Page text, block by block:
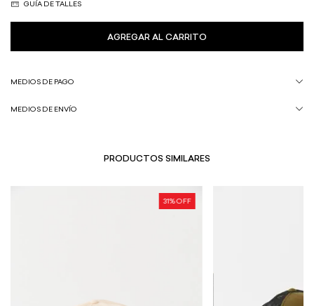
GUÍA DE TALLES
MEDIOS DE PAGO
MEDIOS DE ENVÍO
PRODUCTOS SIMILARES
31% OFF